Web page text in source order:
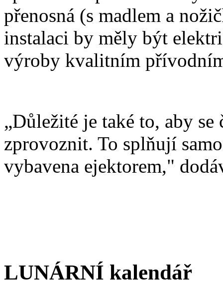
přenosná (s madlem a
instalaci by měly být
výroby kvalitním
„Důležité je také to, aby
zprovoznit. To splňují
vybavena ejektorem,"
LUNÁRNÍ kalendář